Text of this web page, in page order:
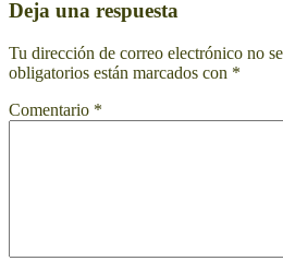
Deja una respuesta
Tu dirección de correo electrónico no
obligatorios están marcados con *
Comentario *